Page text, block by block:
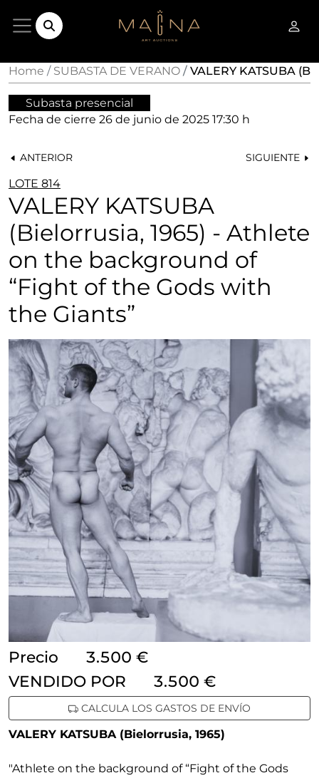
Home SUBASTA DE VERANO VALERY KATSUBA
Subasta presencial
Fecha de cierre 26 de junio de 2025 17:30 h
ANTERIOR SIGUIENTE
LOTE 814
VALERY KATSUBA
(Bielorrusia, 1965) - Athlete
on the background of
“Fight of the Gods with
the Giants”
Precio
3.500 €
VENDIDO POR
3.500 €
CALCULA LOS GASTOS DE ENVÍO
VALERY KATSUBA (Bielorrusia, 1965)
"Athlete on the background of “Fight of the Gods